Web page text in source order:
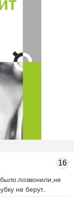
16
не берут.